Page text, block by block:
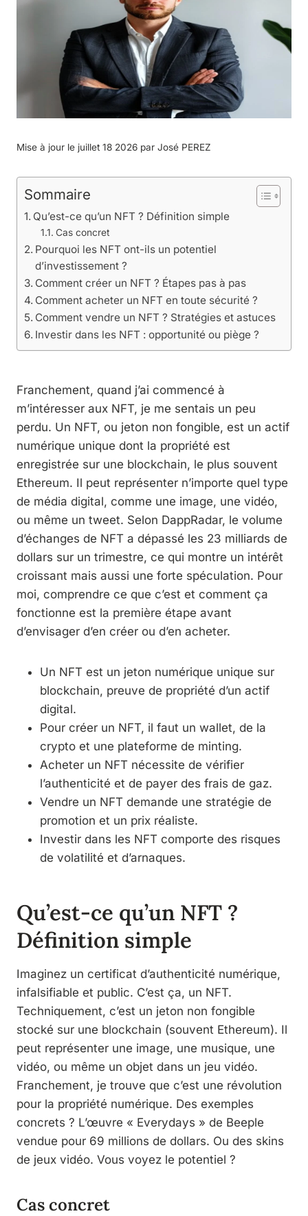
Mise à jour le juillet 18 2026 par José PEREZ
Sommaire
Qu’est-ce qu’un NFT ? Définition simple
Cas concret
Pourquoi les NFT ont-ils un potentiel
d’investissement ?
Comment créer un NFT ? Étapes pas à pas
Comment acheter un NFT en toute sécurité ?
Comment vendre un NFT ? Stratégies et astuces
Investir dans les NFT : opportunité ou piège ?
Franchement, quand j’ai commencé à
m’intéresser aux NFT, je me sentais un peu
perdu. Un NFT, ou jeton non fongible, est un actif
numérique unique dont la propriété est
enregistrée sur une blockchain, le plus souvent
Ethereum. Il peut représenter n’importe quel type
de média digital, comme une image, une vidéo,
ou même un tweet. Selon DappRadar, le volume
d’échanges de NFT a dépassé les 23 milliards de
dollars sur un trimestre, ce qui montre un intérêt
croissant mais aussi une forte spéculation. Pour
moi, comprendre ce que c’est et comment ça
fonctionne est la première étape avant
d’envisager d’en créer ou d’en acheter.
Un NFT est un jeton numérique unique sur
blockchain, preuve de propriété d’un actif
digital.
Pour créer un NFT, il faut un wallet, de la
crypto et une plateforme de minting.
Acheter un NFT nécessite de vérifier
l’authenticité et de payer des frais de gaz.
Vendre un NFT demande une stratégie de
promotion et un prix réaliste.
Investir dans les NFT comporte des risques
de volatilité et d’arnaques.
Qu’est-ce qu’un NFT ?
Définition simple
Imaginez un certificat d’authenticité numérique,
infalsifiable et public. C’est ça, un NFT.
Techniquement, c’est un jeton non fongible
stocké sur une blockchain (souvent Ethereum). Il
peut représenter une image, une musique, une
vidéo, ou même un objet dans un jeu vidéo.
Franchement, je trouve que c’est une révolution
pour la propriété numérique. Des exemples
concrets ? L’œuvre « Everydays » de Beeple
vendue pour 69 millions de dollars. Ou des skins
de jeux vidéo. Vous voyez le potentiel ?
Cas concret